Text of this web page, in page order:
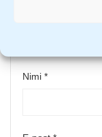
Nimi *